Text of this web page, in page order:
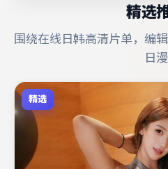
精选
围绕在线日韩高清片单，编
日漫
精选